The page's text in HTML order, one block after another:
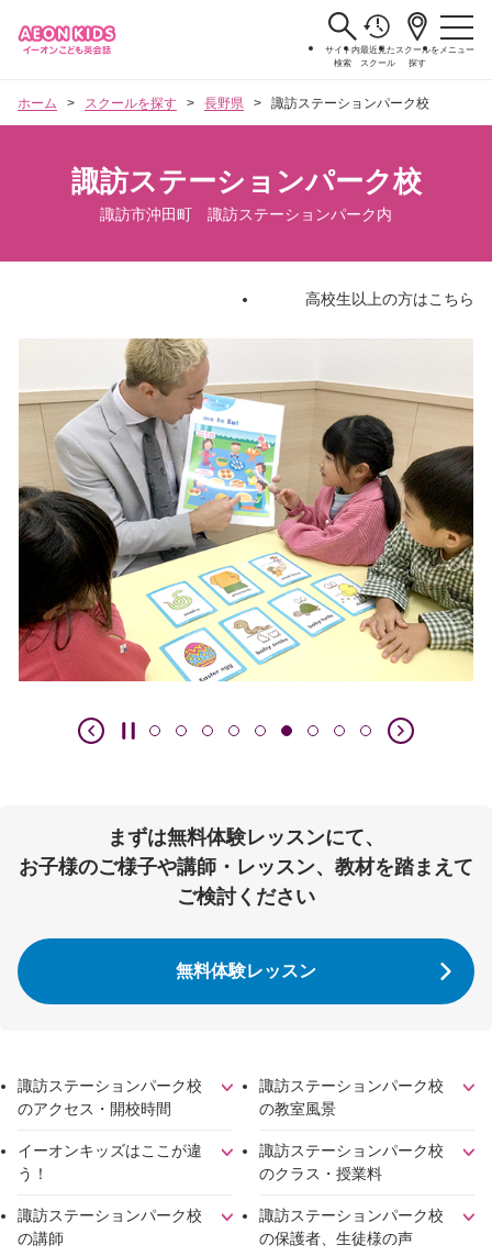
サイト内
検索
最近見た
スクール
スクールを
探す
メニュー
ホーム スクールを探す 長野県 諏訪ステーションパーク校
諏訪ステーションパーク校
諏訪市沖田町 諏訪ステーションパーク内
高校生以上の方はこちら
まずは無料体験レッスンにて、
お子様のご様子や講師・レッスン、教材を踏まえて
ご検討ください
無料体験レッスン
諏訪ステーションパーク校
のアクセス・開校時間
諏訪ステーションパーク校
の教室風景
イーオンキッズはここが違
う！
諏訪ステーションパーク校
のクラス・授業料
諏訪ステーションパーク校
の講師
諏訪ステーションパーク校
の保護者、生徒様の声